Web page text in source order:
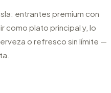
entrantes premium con
como plato principal y, lo
o refresco sin límite —